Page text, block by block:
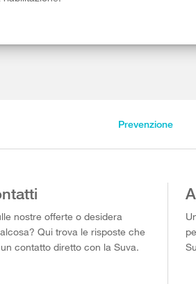
Prevenzione
nostre offerte o desidera
Qui trova le risposte che
contatto diretto con la Suva.